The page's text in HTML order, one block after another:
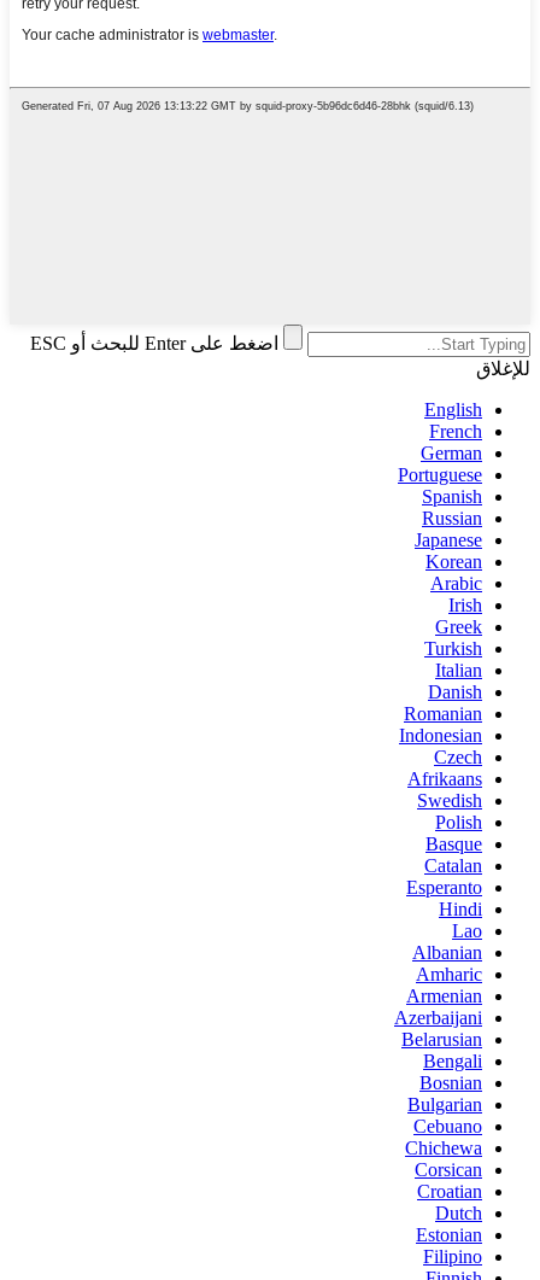
اضغط على Enter للبحث أو ESC
للإغلاق
English
French
German
Portuguese
Spanish
Russian
Japanese
Korean
Arabic
Irish
Greek
Turkish
Italian
Danish
Romanian
Indonesian
Czech
Afrikaans
Swedish
Polish
Basque
Catalan
Esperanto
Hindi
Lao
Albanian
Amharic
Armenian
Azerbaijani
Belarusian
Bengali
Bosnian
Bulgarian
Cebuano
Chichewa
Corsican
Croatian
Dutch
Estonian
Filipino